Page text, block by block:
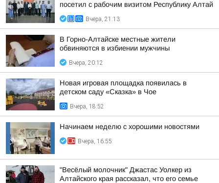
посетил с рабочим визитом Республику Алтай
Вчера, 21:13
В Горно-Алтайске местные жители
обвиняются в избиении мужчины
Вчера, 20:12
Новая игровая площадка появилась в
детском саду «Сказка» в Чое
Вчера, 18:52
Начинаем неделю с хорошими новостями
Вчера, 16:55
"Весёлый молочник" Джастас Уолкер из
Алтайского края рассказал, что его семье